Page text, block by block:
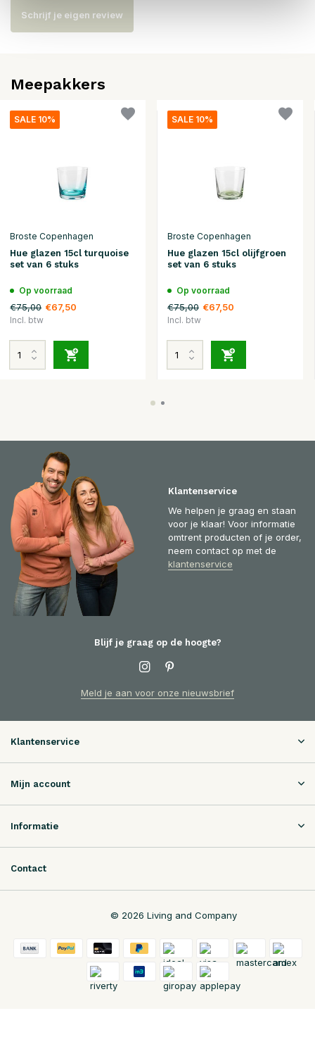
Schrijf je eigen review
Meepakkers
SALE 10%
Broste Copenhagen
Hue glazen 15cl turquoise
set van 6 stuks
Op voorraad
€75,00 €67,50
Incl. btw
SALE 10%
Broste Copenhagen
Hue glazen 15cl olijfgroen
set van 6 stuks
Op voorraad
€75,00 €67,50
Incl. btw
Klantenservice
We helpen je graag en staan
voor je klaar! Voor informatie
omtrent producten of je order,
neem contact op met de
klantenservice
Blijf je graag op de hoogte?
Meld je aan voor onze nieuwsbrief
Klantenservice
Mijn account
Informatie
Contact
© 2026 Living and Company